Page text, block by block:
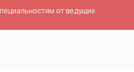
от ведущих